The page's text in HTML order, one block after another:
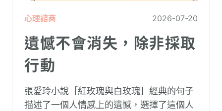
心理諮商 2026-07-20
遺憾不會消失，除非採取
行動
張愛玲小說［紅玫瑰與白玫瑰］經典的句子
描述了一個人情感上的遺憾，選擇了這個人